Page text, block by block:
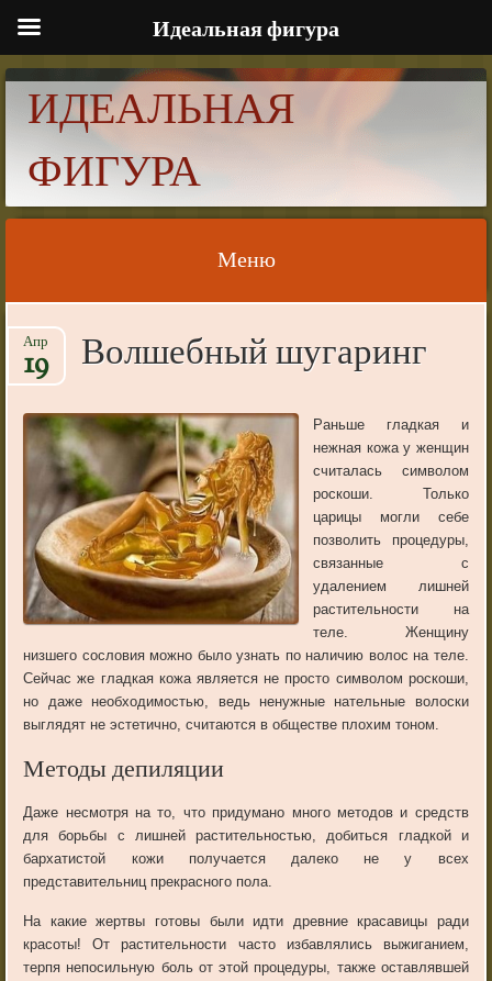
ИДЕАЛЬНАЯ
ФИГУРА
Меню
Skip to content
Волшебный шугаринг
Апр
19
Раньше гладкая и
нежная кожа у женщин
считалась символом
роскоши. Только
царицы могли себе
позволить процедуры,
связанные с
удалением лишней
растительности на
теле. Женщину
низшего сословия можно было узнать по наличию волос на теле.
Сейчас же гладкая кожа является не просто символом роскоши,
но даже необходимостью, ведь ненужные нательные волоски
выглядят не эстетично, считаются в обществе плохим тоном.
Методы депиляции
Даже несмотря на то, что придумано много методов и средств
для борьбы с лишней растительностью, добиться гладкой и
бархатистой кожи получается далеко не у всех
представительниц прекрасного пола.
На какие жертвы готовы были идти древние красавицы ради
красоты! От растительности часто избавлялись выжиганием,
терпя непосильную боль от этой процедуры, также оставлявшей
Идеальная фигура